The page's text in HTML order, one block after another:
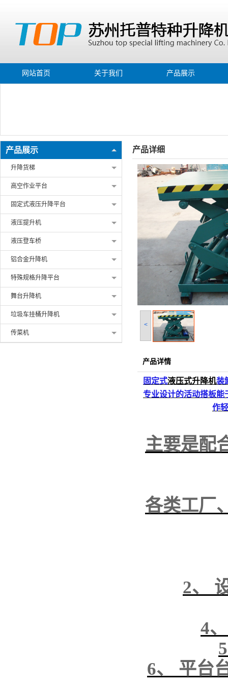
网站首页 关于我们 产品展示
产品展示
升降货梯
高空作业平台
固定式液压升降平台
液压提升机
液压登车桥
铝合金升降机
特殊规格升降平台
舞台升降机
垃圾车挂桶升降机
传菜机
产品详细
<
产品详情
固定式液压式升降机装
专业设计的活动搭板能
作
主要是配
各类工厂
2、
4
6、 平台